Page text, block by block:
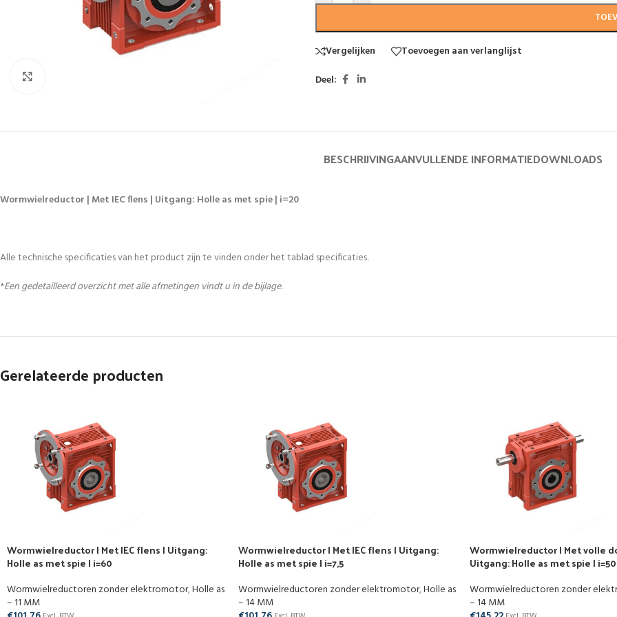
Vergelijken
Toevoegen aan verlanglijst
Deel:
BESCHRIJVINGAANVULLENDE INFORMATIEDOWNLOADS
Wormwielreductor | Met IEC flens | Uitgang: Holle as met spie | i=20
Alle technische specificaties van het product zijn te vinden onder het tablad specificaties.
*Een gedetailleerd overzicht met alle afmetingen vindt u in de bijlage.
Gerelateerde producten
Wormwielreductor | Met IEC flens | Uitgang:
Holle as met spie | i=60
Wormwielreductoren zonder elektromotor,Holle as
– 11 MM
Wormwielreductor | Met IEC flens | Uitgang:
Holle as met spie | i=7,5
Wormwielreductoren zonder elektromotor,Holle as
– 14 MM
Wormwielreductor | Met volle
Uitgang: Holle as met spie | i=50
Wormwielreductoren zonder
– 14 MM